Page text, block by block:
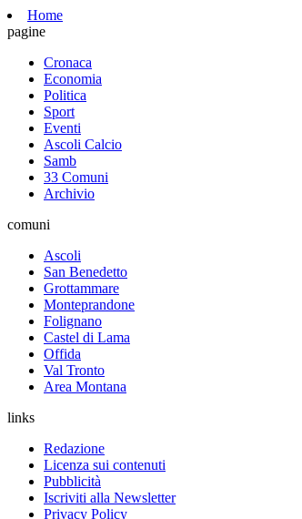
Home
pagine
Cronaca
Economia
Politica
Sport
Eventi
Ascoli Calcio
Samb
33 Comuni
Archivio
comuni
Ascoli
San Benedetto
Grottammare
Monteprandone
Folignano
Castel di Lama
Offida
Val Tronto
Area Montana
links
Redazione
Licenza sui contenuti
Pubblicità
Iscriviti alla Newsletter
Privacy Policy